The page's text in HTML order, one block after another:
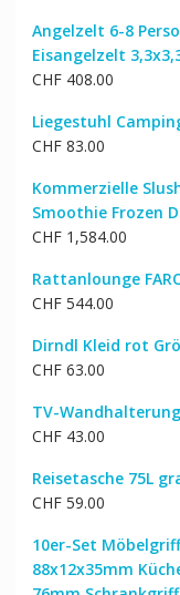
war:
CHF
Angelzelt 6-8
Eisangelzelt
CHF408.00
Liegestuhl
CHF83.00
Kommerzielle
Smoothie Frozen
CHF1,584.00
Rattanlounge
CHF544.00
Dirndl Kleid rot
CHF63.00
TV-
CHF43.00
Reisetasche 75L
CHF59.00
10er-Set
88x12x35mm